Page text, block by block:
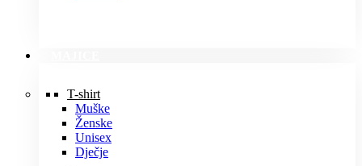
T-shirt
Muške
Ženske
Unisex
Dječje